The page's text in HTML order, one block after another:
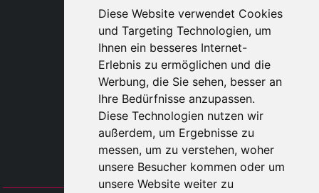
Diese Website verwendet Cookies
und Targeting Technologien, um
Ihnen ein besseres Internet-
Erlebnis zu ermöglichen und die
Werbung, die Sie sehen, besser an
Ihre Bedürfnisse anzupassen.
Diese Technologien nutzen wir
außerdem, um Ergebnisse zu
messen, um zu verstehen, woher
unsere Besucher kommen oder um
unsere Website weiter zu
SHOP B2B
TAYLOR MADE ORDERS
DROPSHIPPING
BENUTZE
REGISTRIERE
EINLOGGE
EINKAUFSWAGE